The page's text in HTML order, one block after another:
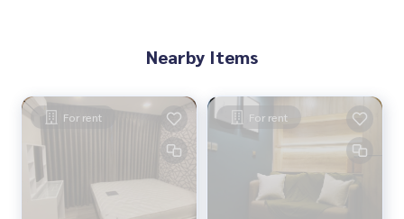
Nearby Items
For rent For rent